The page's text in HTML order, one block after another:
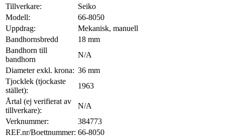
Tillverkare:
Seiko
Modell:
66-8050
Uppdrag:
Mekanisk, manuell
Bandhornsbredd
18 mm
Bandhorn till
bandhorn
N/A
Diameter exkl. krona: 36 mm
Tjocklek (tjockaste
stället):
1963
Årtal (ej verifierat av
tillverkare):
N/A
Verknummer:
384773
REF.nr/Boettnummer: 66-8050